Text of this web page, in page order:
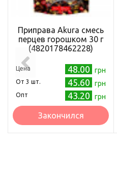
Приправа Akura смесь
перцев горошком 30 г
(4820178462228)
Цена 48.00 грн
Oт 3 шт. 45.60 грн
Опт 43.20 грн
Закончился